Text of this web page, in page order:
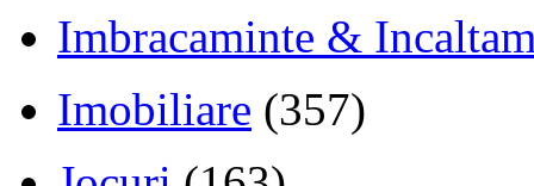
Imbracaminte &
Imobiliare (357)